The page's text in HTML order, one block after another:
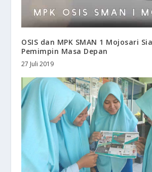
OSIS dan MPK SMAN 1 Mojosari
Pemimpin Masa Depan
27 Juli 2019